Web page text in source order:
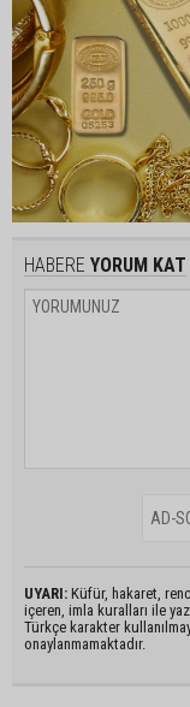
HABERE YORUM KAT
UYARI: Küfür, hakaret,
içeren, imla kuralları ile
Türkçe karakter
onaylanmamaktadır.